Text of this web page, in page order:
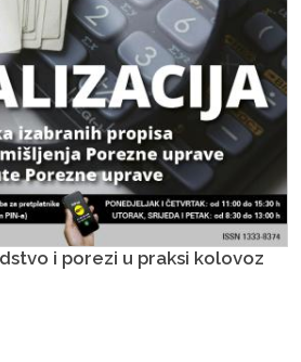
i porezi u praksi kolovoz